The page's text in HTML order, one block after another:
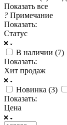
Показать все
? Примечание
Показать:
Статус
В наличии (7)
Показать:
Хит продаж
Новинка (3)
Показать:
Цена